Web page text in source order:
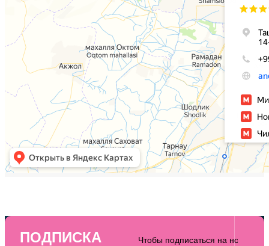
ПОДПИСКА